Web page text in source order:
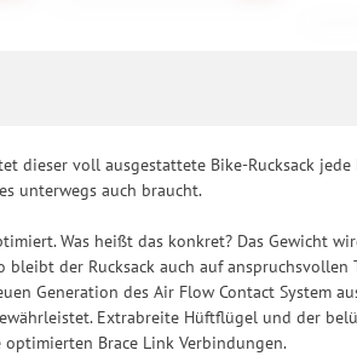
dieser voll ausgestattete Bike-Rucksack jede
unterwegs auch braucht.
Was heißt das konkret? Das Gewicht
der Rucksack auch auf anspruchsvollen
Generation des Air Flow Contact System
Extrabreite Hüftflügel und der
Brace Link Verbindungen.